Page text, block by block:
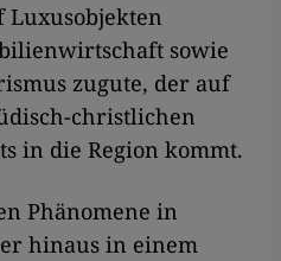
Luxusobjekten
sowie
zugute, der auf
christlichen
in die Region kommt.
Phänomene in
hinaus in einem